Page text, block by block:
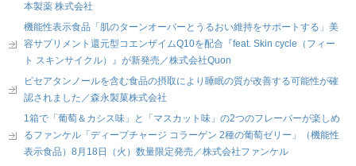
本製薬 株式会社
機能性表示食品「肌のターンオーバーとうるおい維持をサポートする」美
容サプリメント還元型コエンザイムQ10を配合『feat. Skin cycle（フィー
ト スキンサイクル）』が新発売／株式会社Quon
ピセアタンノールを含む食品の摂取により睡眠の質が改善する可能性が確
認されました／森永製菓株式会社
1箱で「葡萄＆カシス味」と「マスカット味」の2つのフレーバーが楽しめ
るファンケル「ディープチャージ コラーゲン 2種の葡萄ゼリー」（機能性
表示食品）8月18日（火）数量限定発売／株式会社ファンケル